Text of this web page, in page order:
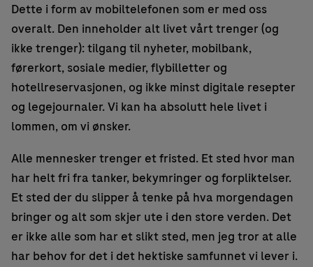
Dette i form av mobiltelefonen som er med oss
overalt. Den inneholder alt livet vårt trenger (og
ikke trenger): tilgang til nyheter, mobilbank,
førerkort, sosiale medier, flybilletter og
hotellreservasjonen, og ikke minst digitale resepter
og legejournaler. Vi kan ha absolutt hele livet i
lommen, om vi ønsker.
Alle mennesker trenger et fristed. Et sted hvor man
har helt fri fra tanker, bekymringer og forpliktelser.
Et sted der du slipper å tenke på hva morgendagen
bringer og alt som skjer ute i den store verden. Det
er ikke alle som har et slikt sted, men jeg tror at alle
har behov for det i det hektiske samfunnet vi lever i.